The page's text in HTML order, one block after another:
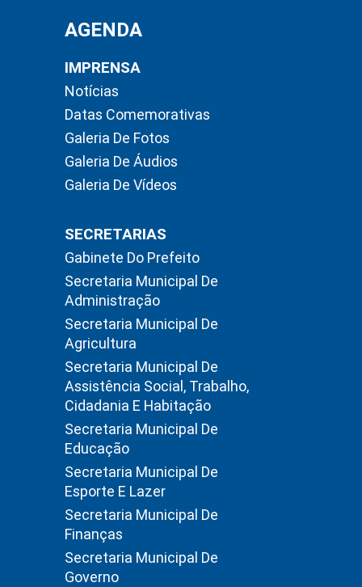
AGENDA
IMPRENSA
Notícias
Datas Comemorativas
Galeria De Fotos
Galeria De Áudios
Galeria De Vídeos
SECRETARIAS
Gabinete Do Prefeito
Secretaria Municipal De
Administração
Secretaria Municipal De
Agricultura
Secretaria Municipal De
Assistência Social, Trabalho,
Cidadania E Habitação
Secretaria Municipal De
Educação
Secretaria Municipal De
Esporte E Lazer
Secretaria Municipal De
Finanças
Secretaria Municipal De
Governo